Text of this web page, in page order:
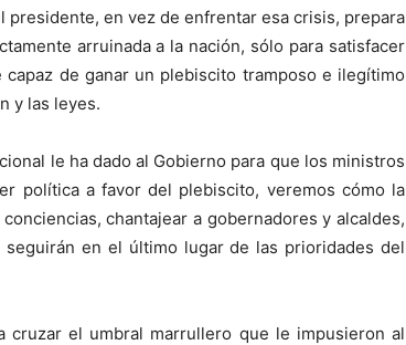
en vez de enfrentar esa crisis, prepara
arruinada a la nación, sólo para satisfacer
de ganar un plebiscito tramposo e ilegítimo
y las leyes.
le ha dado al Gobierno para que los ministros
política a favor del plebiscito, veremos cómo la
chantajear a gobernadores y alcaldes,
en el último lugar de las prioridades del
cruzar el umbral marrullero que le impusieron al